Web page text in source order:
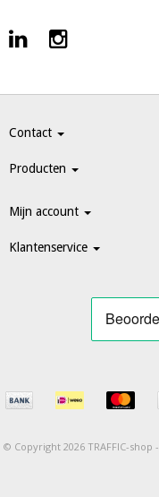
Contact
Producten
Mijn account
Klantenservice
© Copyright 2026 TRAFFIC-shop -